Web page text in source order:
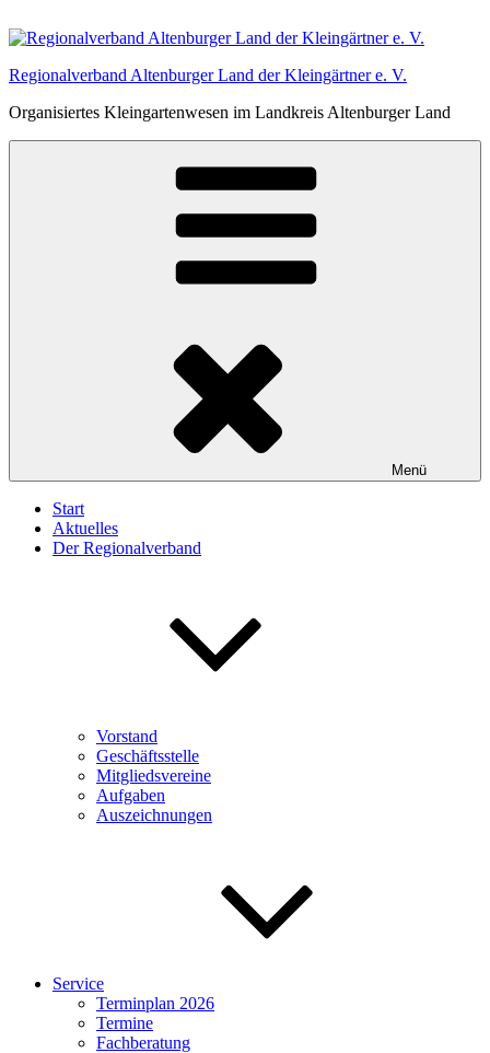
Inhalt
Regionalverband Altenburger Land der Kleingärtner e. V.
Organisiertes Kleingartenwesen im Landkreis Altenburger Land
Menü
Start
Aktuelles
Der Regionalverband
Vorstand
Geschäftsstelle
Mitgliedsvereine
Aufgaben
Auszeichnungen
Service
Terminplan 2026
Termine
Fachberatung